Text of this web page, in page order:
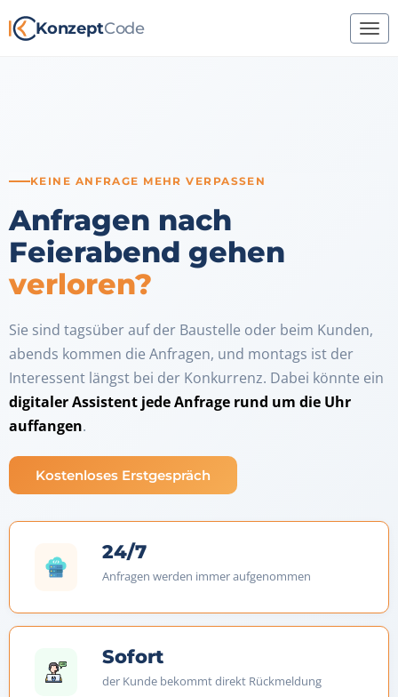
KonzeptCode
KEINE ANFRAGE MEHR VERPASSEN
Anfragen nach
Feierabend gehen
verloren?
Sie sind tagsüber auf der Baustelle oder beim Kunden,
abends kommen die Anfragen, und montags ist der
Interessent längst bei der Konkurrenz. Dabei könnte ein
digitaler Assistent jede Anfrage rund um die Uhr
auffangen.
Kostenloses Erstgespräch
24/7
Anfragen werden immer aufgenommen
Sofort
der Kunde bekommt direkt Rückmeldung